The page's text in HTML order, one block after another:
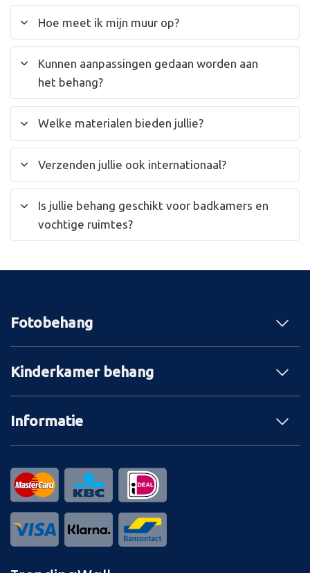
Hoe meet ik mijn muur op?
Kunnen aanpassingen gedaan worden aan
het behang?
Welke materialen bieden jullie?
Verzenden jullie ook internationaal?
Is jullie behang geschikt voor badkamers en
vochtige ruimtes?
Fotobehang
Kinderkamer behang
Informatie